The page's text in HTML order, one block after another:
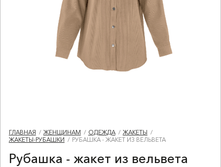
ГЛАВНАЯ ЖЕНЩИНАМ ОДЕЖДА
ЖАКЕТЫ
ЖАКЕТЫ-РУБАШКИ
РУБАШКА - ЖАКЕТ ИЗ ВЕЛЬВЕТА
Рубашка - жакет из вельвета